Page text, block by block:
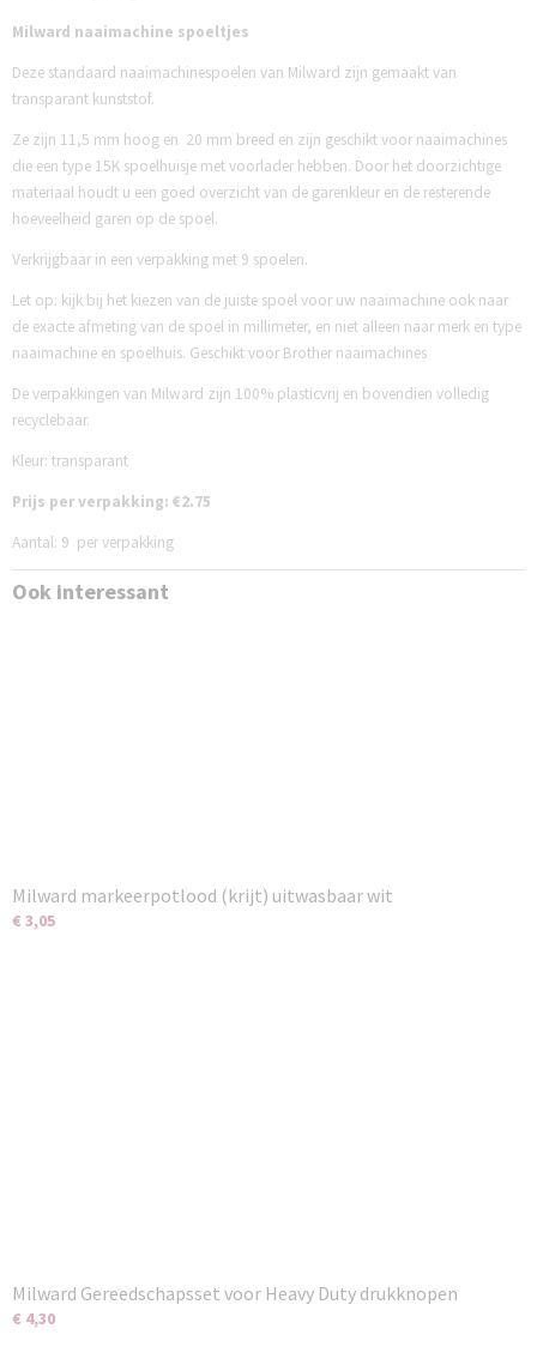
Milward naaimachine spoeltjes
Deze standaard naaimachinespoelen van Milward zijn gemaakt van
transparant kunststof.
Ze zijn 11,5 mm hoog en 20 mm breed en zijn geschikt voor naaimachines
die een type 15K spoelhuisje met voorlader hebben. Door het doorzichtige
materiaal houdt u een goed overzicht van de garenkleur en de resterende
hoeveelheid garen op de spoel.
Verkrijgbaar in een verpakking met 9 spoelen.
Let op: kijk bij het kiezen van de juiste spoel voor uw naaimachine ook naar
de exacte afmeting van de spoel in millimeter, en niet alleen naar merk en type
naaimachine en spoelhuis. Geschikt voor Brother naaimachines
De verpakkingen van Milward zijn 100% plasticvrij en bovendien volledig
recyclebaar.
Kleur: transparant
Prijs per verpakking: €2.75
Aantal: 9 per verpakking
Ook interessant
Milward markeerpotlood (krijt) uitwasbaar wit
€ 3,05
Milward Gereedschapsset voor Heavy Duty drukknopen
€ 4,30